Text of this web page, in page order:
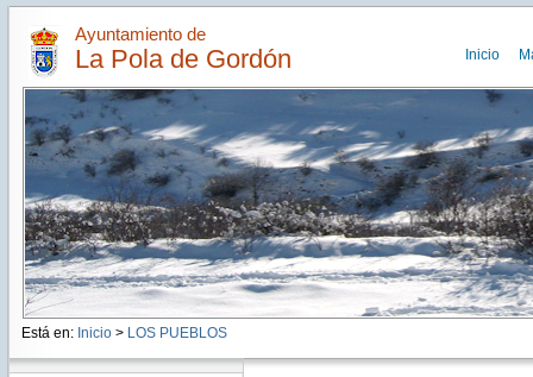
Ayuntamiento de
La Pola de Gordón Inicio
Está en: Inicio > LOS PUEBLOS